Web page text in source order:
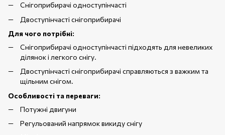
Снігоприбирачі одноступінчасті
Двоступінчасті снігоприбирачі
Для чого потрібні:
Снігоприбирачі одноступінчасті підходять для невеликих
ділянок і легкого снігу.
Двоступінчасті снігоприбирачі справляються з важким та
щільним снігом.
Особливості та переваги:
Потужні двигуни
Регульований напрямок викиду снігу